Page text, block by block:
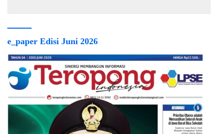
e_paper Edisi Juni 2026